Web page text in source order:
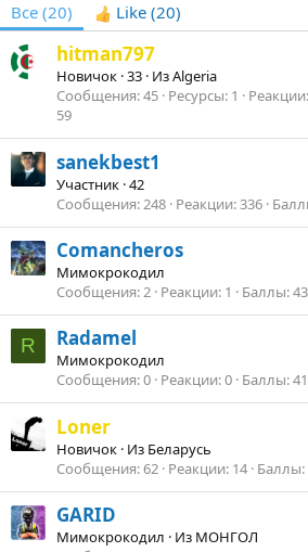
Все (20) Like (20)
hitman797
Новичок ·33 · ИзAlgeria
Сообщения 45 Ресурсы 1 Реакции
59
sanekbest1
Участник ·42
Сообщения 248 Реакции 336
Comancheros
Мимокрокодил
Сообщения 2 Реакции 1 Баллы 43
R Radamel
Мимокрокодил
Сообщения 0 Реакции 0 Баллы 41
Loner
Новичок · Из Беларусь
Сообщения 62 Реакции 14 Баллы
GARID
Мимокрокодил · Из МОНГОЛ